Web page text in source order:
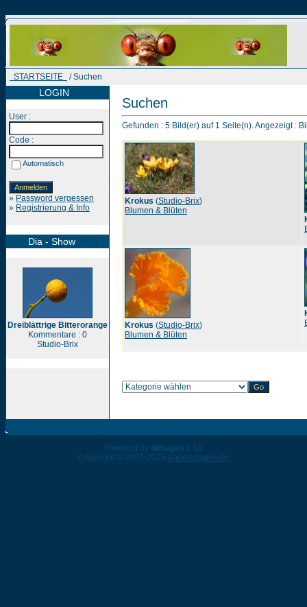
STARTSEITE / Suchen
LOGIN
User :
Code :
Automatisch
» Password vergessen
» Registrierung & Info
Dia - Show
Dreiblättrige Bitterorange
Kommentare : 0
Studio-Brix
Suchen
Gefunden : 5 Bild(er) auf 1 Seite(n). Angezeigt :
Krokus (Studio-Brix)
Blumen & Blüten
Krokus (Studio-Brix)
Blumen & Blüten
Powered by 4images 1.10
Copyright © 2002-2026 4homepages.de